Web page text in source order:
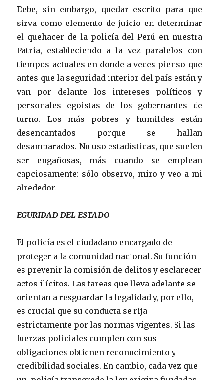
Debe, sin embargo, quedar escrito para que
sirva como elemento de juicio en determinar
el quehacer de la policía del Perú en nuestra
Patria, estableciendo a la vez paralelos con
tiempos actuales en donde a veces pienso que
antes que la seguridad interior del país están y
van por delante los intereses políticos y
personales egoistas de los gobernantes de
turno. Los más pobres y humildes están
desencantados porque se hallan
desamparados. No uso estadísticas, que suelen
ser engañosas, más cuando se emplean
capciosamente: sólo observo, miro y veo a mi
alrededor.
EGURIDAD DEL ESTADO
El policía es el ciudadano encargado de
proteger a la comunidad nacional. Su función
es prevenir la comisión de delitos y esclarecer
actos ilícitos. Las tareas que lleva adelante se
orientan a resguardar la legalidad y, por ello,
es crucial que su conducta se rija
estrictamente por las normas vigentes. Si las
fuerzas policiales cumplen con sus
obligaciones obtienen reconocimiento y
credibilidad sociales. En cambio, cada vez que